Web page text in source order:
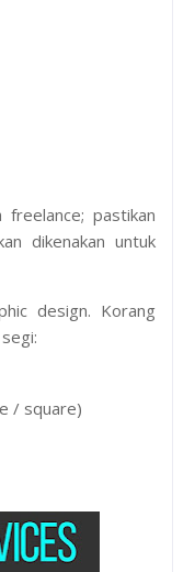
pastikan
dikenakan untuk
design. Korang
/ square)